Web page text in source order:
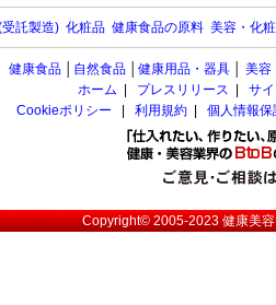
託製造) 化粧品 健康食品の原料 美容・化
健康食品 自然食品 健康用品・器具 美容
ホーム
プレスリリース
サ
Cookieポリシー
利用規約 個人情報
Copyright© 2005-2023健康美